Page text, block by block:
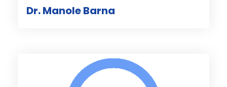
Dr. Manole Barna